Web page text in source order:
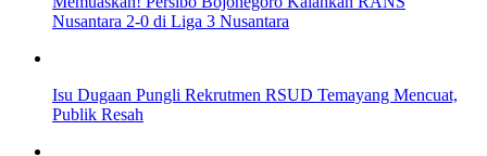
Nusantara 2-0 di Liga 3 Nusantara
Isu Dugaan Pungli Rekrutmen RSUD Temayang Mencuat,
Publik Resah